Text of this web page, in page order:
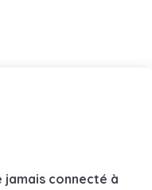
jamais connecté à